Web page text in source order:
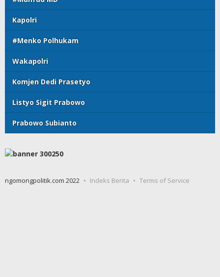
Kapolri
#Menko Polhukam
Wakapolri
Komjen Dedi Prasetyo
Listyo Sigit Prabowo
Prabowo Subianto
ngomongpolitik.com 2022 Indeks Berita Terms of Service